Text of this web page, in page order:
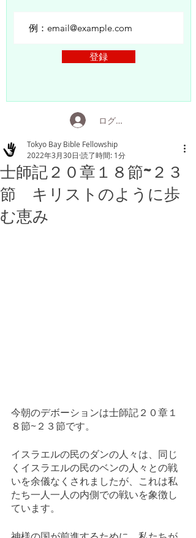
登録
ログイン
士師記２０章１８節~２３
節 キリストのように歩
む恵み
Tokyo Bay Bible Fellowship
2022年3月30日 読了時間: 1分
今朝のデボーションは士師記２０章１
８節~２３節です。
イスラエルの民のダンの人々は、同じ
くイスラエルの民のベンの人々との戦
いを余儀なくされましたが、これは私
たち一人一人の内側での戦いを象徴し
ています。